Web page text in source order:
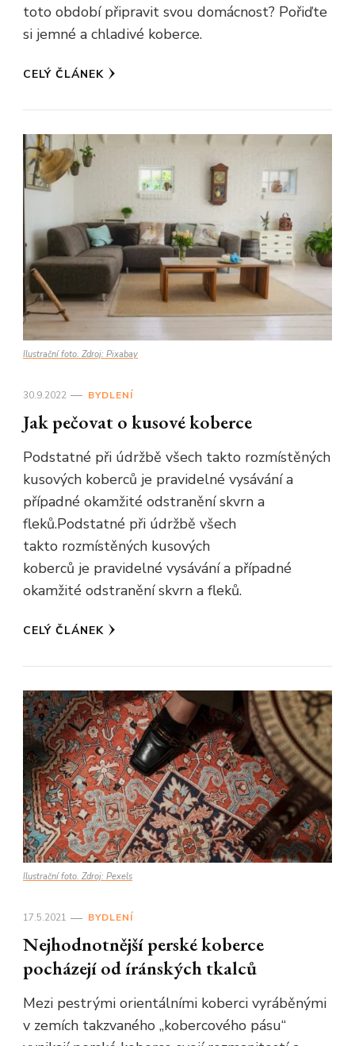
toto období připravit svou domácnost? Pořiďte
si jemné a chladivé koberce.
CELÝ ČLÁNEK
Ilustrační foto. Zdroj: Pixabay
30.9.2022 BYDLENÍ
Jak pečovat o kusové koberce
Podstatné při údržbě všech takto rozmístěných
kusových koberců je pravidelné vysávání a
případné okamžité odstranění skvrn a
fleků.Podstatné při údržbě všech
takto rozmístěných kusových
koberců je pravidelné vysávání a případné
okamžité odstranění skvrn a fleků.
CELÝ ČLÁNEK
Ilustrační foto. Zdroj: Pexels
17.5.2021 BYDLENÍ
Nejhodnotnější perské koberce
pocházejí od íránských tkalců
Mezi pestrými orientálními koberci vyráběnými
v zemích takzvaného „kobercového pásu“